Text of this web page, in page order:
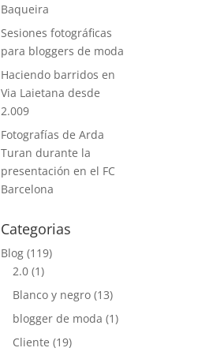
Baqueira
Sesiones fotográficas
para bloggers de moda
Haciendo barridos en
Via Laietana desde
2.009
Fotografías de Arda
Turan durante la
presentación en el FC
Barcelona
Categorias
Blog (119)
2.0 (1)
Blanco y negro (13)
blogger de moda (1)
Cliente (19)